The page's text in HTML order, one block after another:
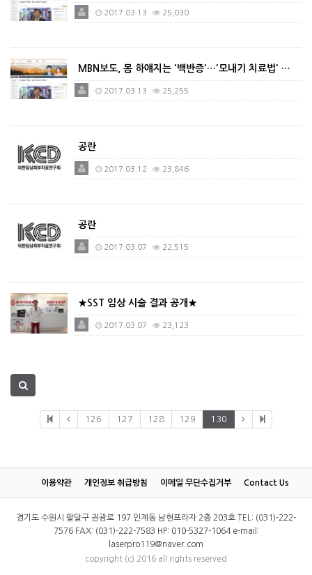
2017.03.13 25,030
MBN보도, 몸 하얘지는 '백반증'…'모내기 치료법' …
2017.03.13 25,255
공란
2017.03.12 23,846
공란
2017.03.07 22,515
★SST 임상 시술 결과 공개★
2017.03.07 23,123
126 127 128 129 130
이용약관 개인정보 취급방침 이메일 무단수집거부 Contact Us
경기도 수원시 팔달구 권광로 197 인계동 남현프라자 2층 203호 TEL: (031)-222-
7576 FAX: (031)-222-7583 HP: 010-5327-1064 e-mail:
laserpro119@naver.com
copyright (c) 2016 all rights reserved